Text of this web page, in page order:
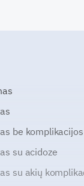
be komplikacijos
su acidoze
su akių